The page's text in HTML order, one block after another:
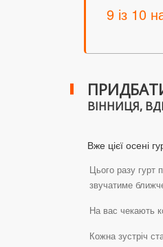
9 із 10
ВІННИЦЯ,
Вже цієї осені
Цього разу гурт
звучатиме
На вас чекають
Кожна зустріч